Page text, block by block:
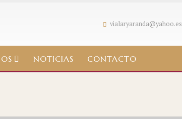
vialaryaranda@yahoo.es
NOTICIAS CONTACTO